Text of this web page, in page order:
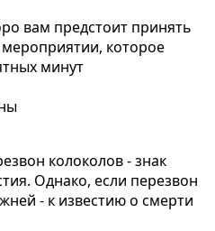
вам предстоит принять
которое
минут
колоколов - знак
Однако, если перезвон
- к известию о смерти